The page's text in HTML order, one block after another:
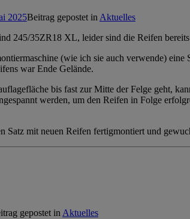
2025Beitrag gepostet in Aktuelles
245/35ZR18 XL, leider sind die Reifen bereits
(wie ich sie auch verwende) eine
war Ende Gelände.
bis fast zur Mitte der Felge geht,
werden, um den Reifen in Folge
Satz mit neuen Reifen fertigmontiert und
gepostet in Aktuelles